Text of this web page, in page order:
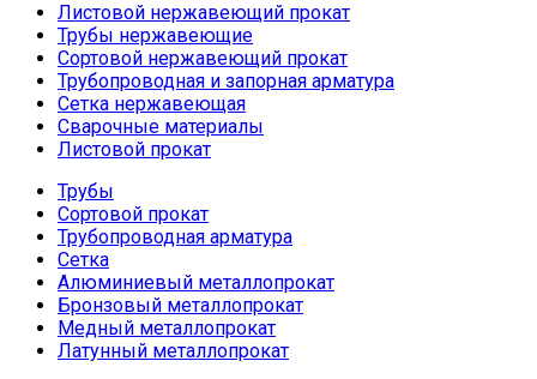
Листовой нержавеющий прокат
Трубы нержавеющие
Сортовой нержавеющий прокат
Трубопроводная и запорная арматура
Сетка нержавеющая
Сварочные материалы
Листовой прокат
Трубы
Сортовой прокат
Трубопроводная арматура
Сетка
Алюминиевый металлопрокат
Бронзовый металлопрокат
Медный металлопрокат
Латунный металлопрокат